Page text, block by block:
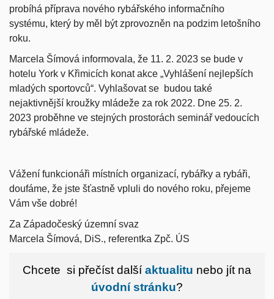
probíhá příprava nového rybářského informačního
systému, který by měl být zprovozněn na podzim letošního
roku.
Marcela Šímová informovala, že 11. 2. 2023 se bude v
hotelu York v Křimicích konat akce „Vyhlášení nejlepších
mladých sportovců“. Vyhlašovat se budou také
nejaktivnější kroužky mládeže za rok 2022. Dne 25. 2.
2023 proběhne ve stejných prostorách seminář vedoucích
rybářské mládeže.
Vážení funkcionáři místních organizací, rybářky a rybáři,
doufáme, že jste šťastně vpluli do nového roku, přejeme
Vám vše dobré!
Za Západočeský územní svaz
Marcela Šímová, DiS., referentka Zpč. ÚS
Chcete si přečíst další aktualitu nebo jít na
úvodní stránku?